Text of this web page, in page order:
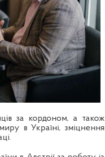
за кордоном, а також
в Україні, зміцнення